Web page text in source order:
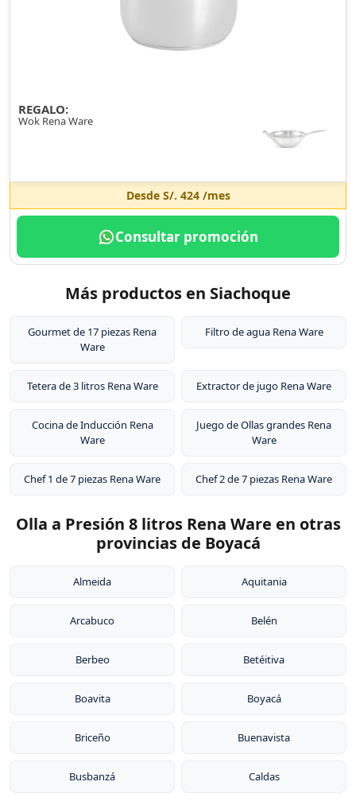
REGALO:
Wok Rena Ware
Desde S/. 424/mes
Consultar promoción
Más productos en Siachoque
Gourmet de 17 piezas Rena
Ware
Filtro de agua Rena Ware
Tetera de 3 litros Rena Ware Extractor de jugo Rena Ware
Cocina de Inducción Rena
Ware
Juego de Ollas grandes Rena
Ware
Chef 1 de 7 piezas Rena Ware Chef 2 de 7 piezas Rena Ware
Olla a Presión 8 litros Rena Ware en otras
provincias de Boyacá
Almeida Aquitania
Arcabuco Belén
Berbeo Betéitiva
Boavita Boyacá
Briceño Buenavista
Busbanzá Caldas